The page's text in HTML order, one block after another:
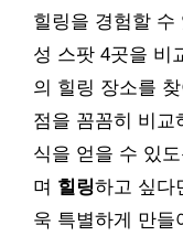
힐링을 경험할 수
성 스팟 4곳을 비
의 힐링 장소를
점을 꼼꼼히 비교
식을 얻을 수 있
며 힐링하고 싶다
욱 특별하게 만들